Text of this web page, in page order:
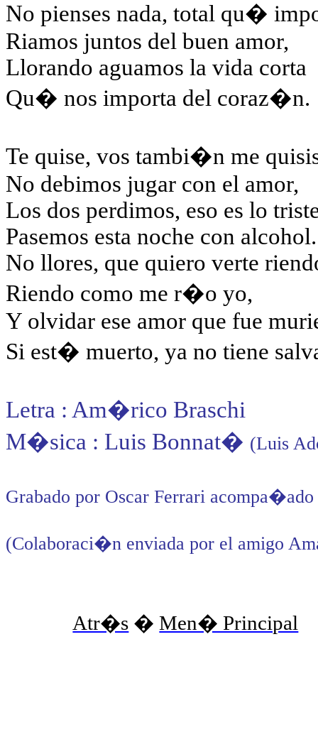
No pienses nada, total qu�
Riamos juntos del buen amor,
Llorando aguamos la vida corta
Qu� nos importa del coraz�n.
Te quise, vos tambi�n me
No debimos jugar con el amor,
Los dos perdimos, eso es lo
Pasemos esta noche con alcohol.
No llores, que quiero verte
Riendo como me r�o yo,
Y olvidar ese amor que fue
Si est� muerto, ya no tiene
Letra : Am�rico Braschi
M�sica : Luis Bonnat� (Luis
Grabado por Oscar Ferrari
(Colaboraci�n enviada por el amigo
Atr�s �Men� Principal